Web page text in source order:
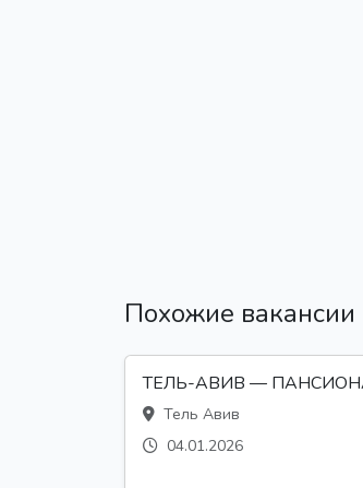
Похожие
ТЕЛЬ-АВИВ —
Тель Авив
04.01.2026